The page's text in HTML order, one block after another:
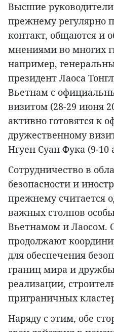
Высшие руководители
прежнему регулярно
контакт, общаются и
мнениями во многих
например,
президент Лаоса
Вьетнам с
визитом (28-29 июня
активно готовятся к
дружественному
Нгуен Суан Фука (9-10
Сотрудничество в
безопасности и
прежнему считается
важных столпов
Вьетнамом и Лаосом.
продолжают
для обеспечения
границ мира и
реализации,
приграничных
Наряду с этим, обе